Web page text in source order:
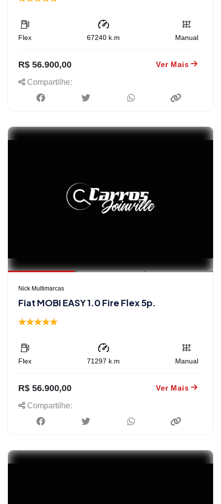
Flex 67240 k.m Manual
R$ 56.900,00 Ver Mais
Compartilhe:
Nick Multimarcas
Fiat MOBI EASY 1.0 Fire Flex 5p.
Flex 71297 k.m Manual
R$ 56.900,00 Ver Mais
Compartilhe: